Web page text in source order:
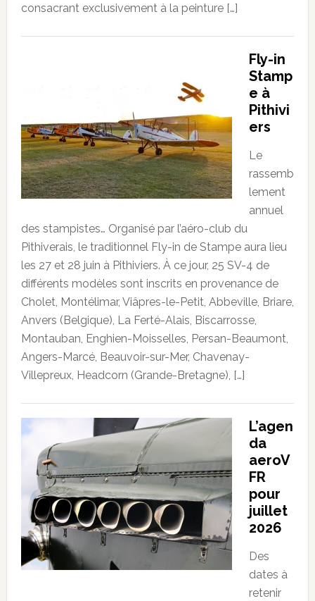
consacrant exclusivement à la peinture […]
Fly-in
Stamp
e à
Pithivi
ers
Le
rassemb
lement
annuel
des stampistes… Organisé par l’aéro-club du
Pithiverais, le traditionnel Fly-in de Stampe aura lieu
les 27 et 28 juin à Pithiviers. À ce jour, 25 SV-4 de
différents modèles sont inscrits en provenance de
Cholet, Montélimar, Viâpres-le-Petit, Abbeville, Briare,
Anvers (Belgique), La Ferté-Alais, Biscarrosse,
Montauban, Enghien-Moisselles, Persan-Beaumont,
Angers-Marcé, Beauvoir-sur-Mer, Chavenay-
Villepreux, Headcorn (Grande-Bretagne), […]
L’agen
da
aeroV
FR
pour
juillet
2026
Des
dates à
retenir